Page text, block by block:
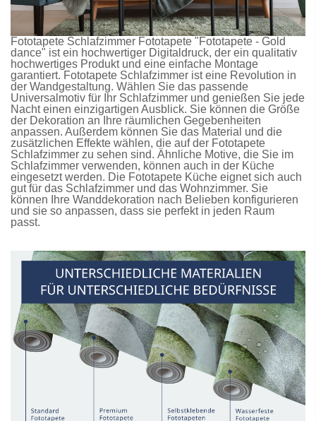
Fototapete Schlafzimmer Fototapete "Fototapete - Gold
dance" ist ein hochwertiger Digitaldruck, der ein qualitativ
hochwertiges Produkt und eine einfache Montage
garantiert. Fototapete Schlafzimmer ist eine Revolution in
der Wandgestaltung. Wählen Sie das passende
Universalmotiv für Ihr Schlafzimmer und genießen Sie jede
Nacht einen einzigartigen Ausblick. Sie können die Größe
der Dekoration an Ihre räumlichen Gegebenheiten
anpassen. Außerdem können Sie das Material und die
zusätzlichen Effekte wählen, die auf der Fototapete
Schlafzimmer zu sehen sind. Ähnliche Motive, die Sie im
Schlafzimmer verwenden, können auch in der Küche
eingesetzt werden. Die Fototapete Küche eignet sich auch
gut für das Schlafzimmer und das Wohnzimmer. Sie
können Ihre Wanddekoration nach Belieben konfigurieren
und sie so anpassen, dass sie perfekt in jeden Raum
passt.